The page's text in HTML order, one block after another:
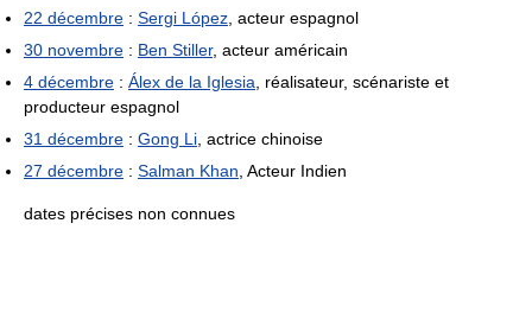
22 décembre : Sergi López , acteur espagnol
30 novembre : Ben Stiller, acteur américain
4 décembre : Álex de la Iglesia , réalisateur, scénariste et
producteur espagnol
31 décembre : Gong Li , actrice chinoise
27 décembre : Salman Khan , Acteur Indien
dates précises non connues